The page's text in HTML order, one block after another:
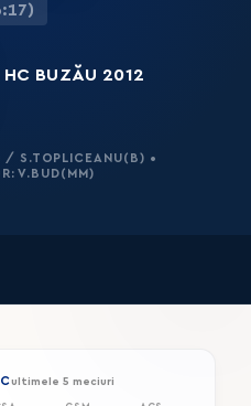
HC BUZĂU 2012
/ S.TOPLICEANU(B) •
V.BUD(MM)
ultimele 5 meciuri